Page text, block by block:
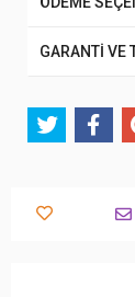
GARANTİ VE